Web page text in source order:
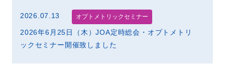
2026.07.13 オプトメトリックセミナー
2026年6月25日（木）JOA定時総会・オプトメトリ
ックセミナー開催致しました